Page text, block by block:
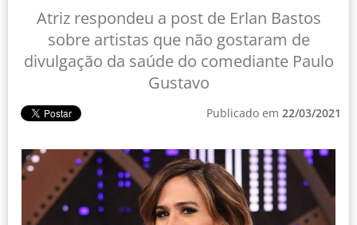
Atriz respondeu a post de Erlan Bastos
sobre artistas que não gostaram de
divulgação da saúde do comediante Paulo
Gustavo
Publicado em 22/03/2021